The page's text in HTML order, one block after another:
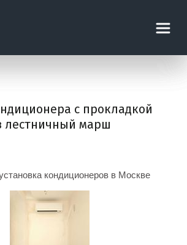
с прокладкой
лестничный марш
кондиционеров в Москве